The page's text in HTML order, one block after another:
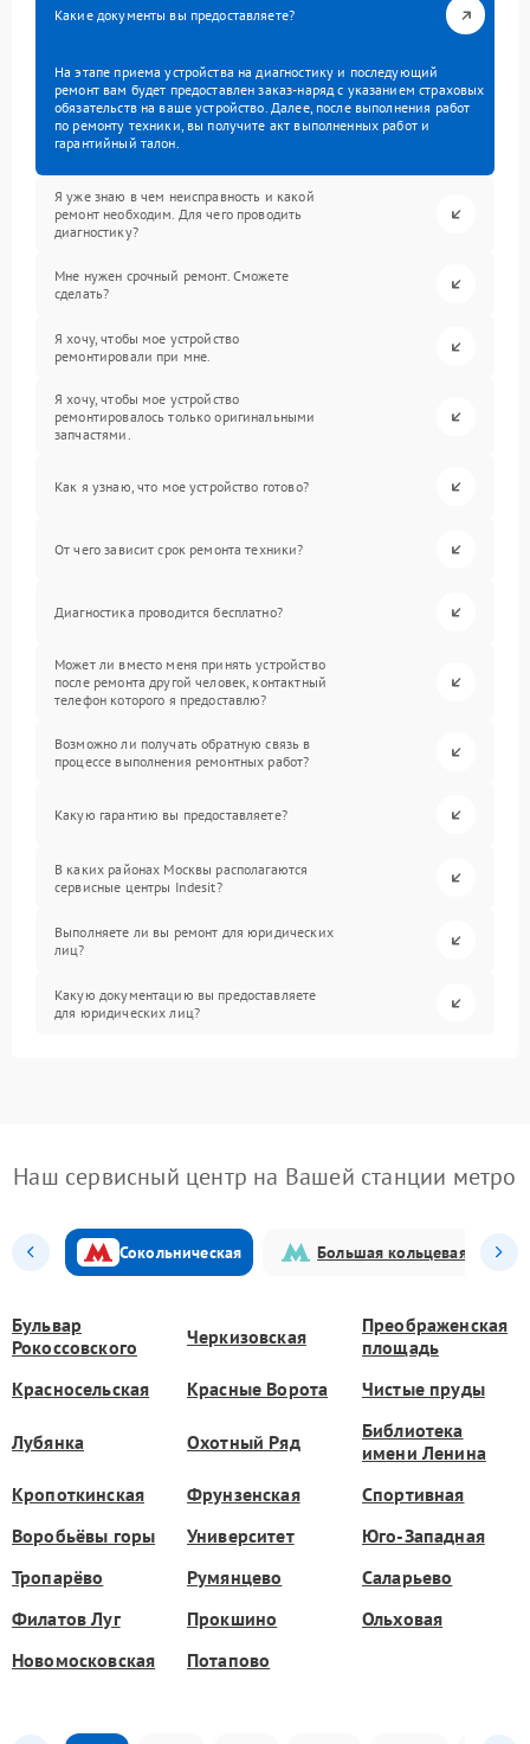
Какие документы вы предоставляете?
На этапе приема устройства на диагностику и последующий
ремонт вам будет предоставлен заказ-наряд с указанием страховых
обязательств на ваше устройство. Далее, после выполнения работ
по ремонту техники, вы получите акт выполненных работ и
гарантийный талон.
Я уже знаю в чем неисправность и какой
ремонт необходим. Для чего проводить
диагностику?
Мне нужен срочный ремонт. Сможете
сделать?
Я хочу, чтобы мое устройство
ремонтировали при мне.
Я хочу, чтобы мое устройство
ремонтировалось только оригинальными
запчастями.
Как я узнаю, что мое устройство готово?
От чего зависит срок ремонта техники?
Диагностика проводится бесплатно?
Может ли вместо меня принять устройство
после ремонта другой человек, контактный
телефон которого я предоставлю?
Возможно ли получать обратную связь в
процессе выполнения ремонтных работ?
Какую гарантию вы предоставляете?
В каких районах Москвы располагаются
сервисные центры Indesit?
Выполняете ли вы ремонт для юридических
лиц?
Какую документацию вы предоставляете
для юридических лиц?
Наш сервисный центр на Вашей станции метро
Сокольническая Большая кольцевая
Бульвар
Рокоссовского
Черкизовская
Преображенская
площадь
Красносельская
Красные Ворота Чистые пруды
Лубянка Охотный Ряд
Библиотека
имени Ленина
Кропоткинская
Фрунзенская
Спортивная
Воробьёвы горы
Университет
Юго-Западная
Тропарёво
Румянцево
Саларьево
Филатов Луг
Прокшино
Ольховая
Новомосковская
Потапово